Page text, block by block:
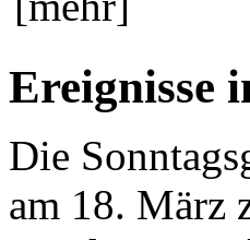
Ereignisse
Die
am 18. März